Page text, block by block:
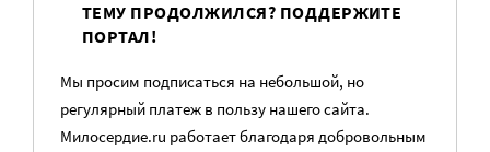
ТЕМУ ПРОДОЛЖИЛСЯ? ПОДДЕРЖИТЕ
ПОРТАЛ!
Мы просим подписаться на небольшой, но
регулярный платеж в пользу нашего сайта.
Милосердие.ru работает благодаря добровольным